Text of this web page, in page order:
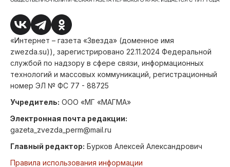
«Интернет – газета «Звезда» (доменное имя
zwezda.su)), зарегистрировано 22.11.2024 Федеральной
службой по надзору в сфере связи, информационных
технологий и массовых коммуникаций, регистрационный
номер ЭЛ № ФС 77 - 88725
Учредитель: ООО «МГ «МАГМА»
Электронная почта редакции:
gazeta_zvezda_perm@mail.ru
Главный редактор: Бурков Алексей Александрович
Правила использования информации